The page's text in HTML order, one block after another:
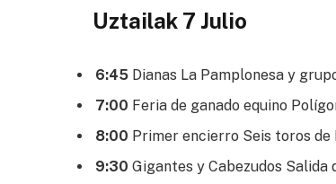
Uztailak 7 Julio
6:45 Dianas La Pamplonesa y
7:00 Feria de ganado equino
8:00 Primer encierro Seis toros de
9:30 Gigantes y Cabezudos